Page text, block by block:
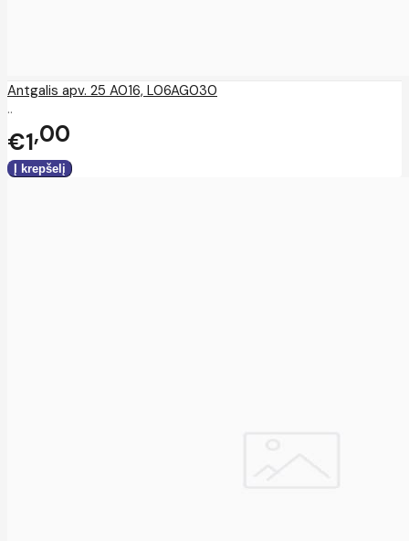
Antgalis apv. 25 A016, L06AG030
..
€1 00